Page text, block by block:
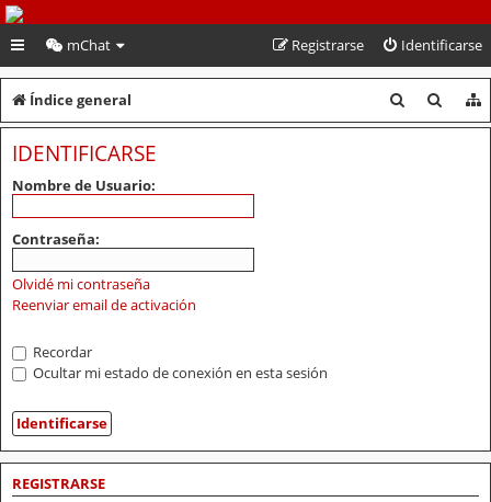
PeruVoley.com
mChat Identificarse
Registrarse
Índice general
u
u
IDENTIFICARSE
Nombre de Usuario:
Contraseña:
Olvidé mi contraseña
Reenviar email de activación
Recordar
Ocultar mi estado de conexión en esta sesión
REGISTRARSE